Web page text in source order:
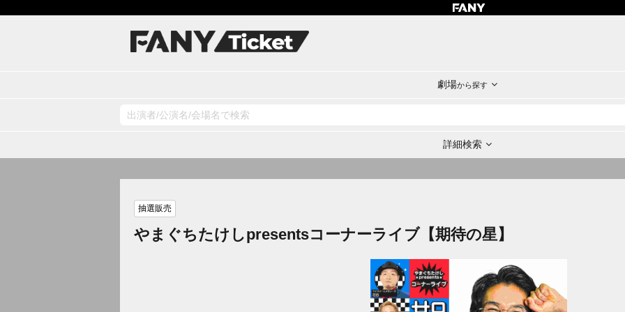
劇場から探す
詳細検索
抽選販売
やまぐちたけしpresentsコーナーライブ【期待の星】